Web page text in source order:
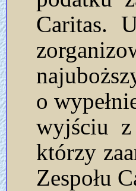
Caritas.
o
wyjściu z
którzy
Zespołu